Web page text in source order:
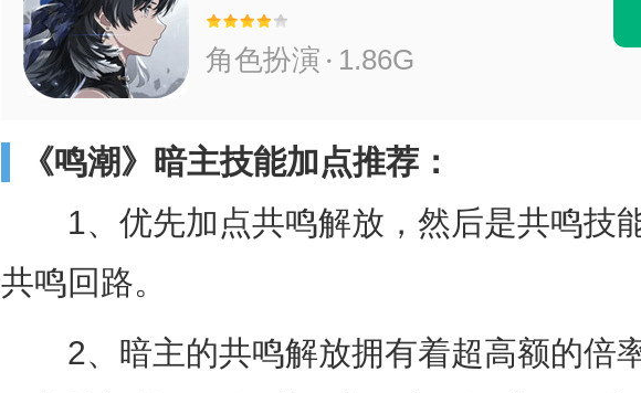
角色扮演 1.86G
《鸣潮》暗主技能加点推荐：
1、优先加点共鸣解放，然后是共鸣技
共鸣回路。
2、暗主的共鸣解放拥有着超高额的倍